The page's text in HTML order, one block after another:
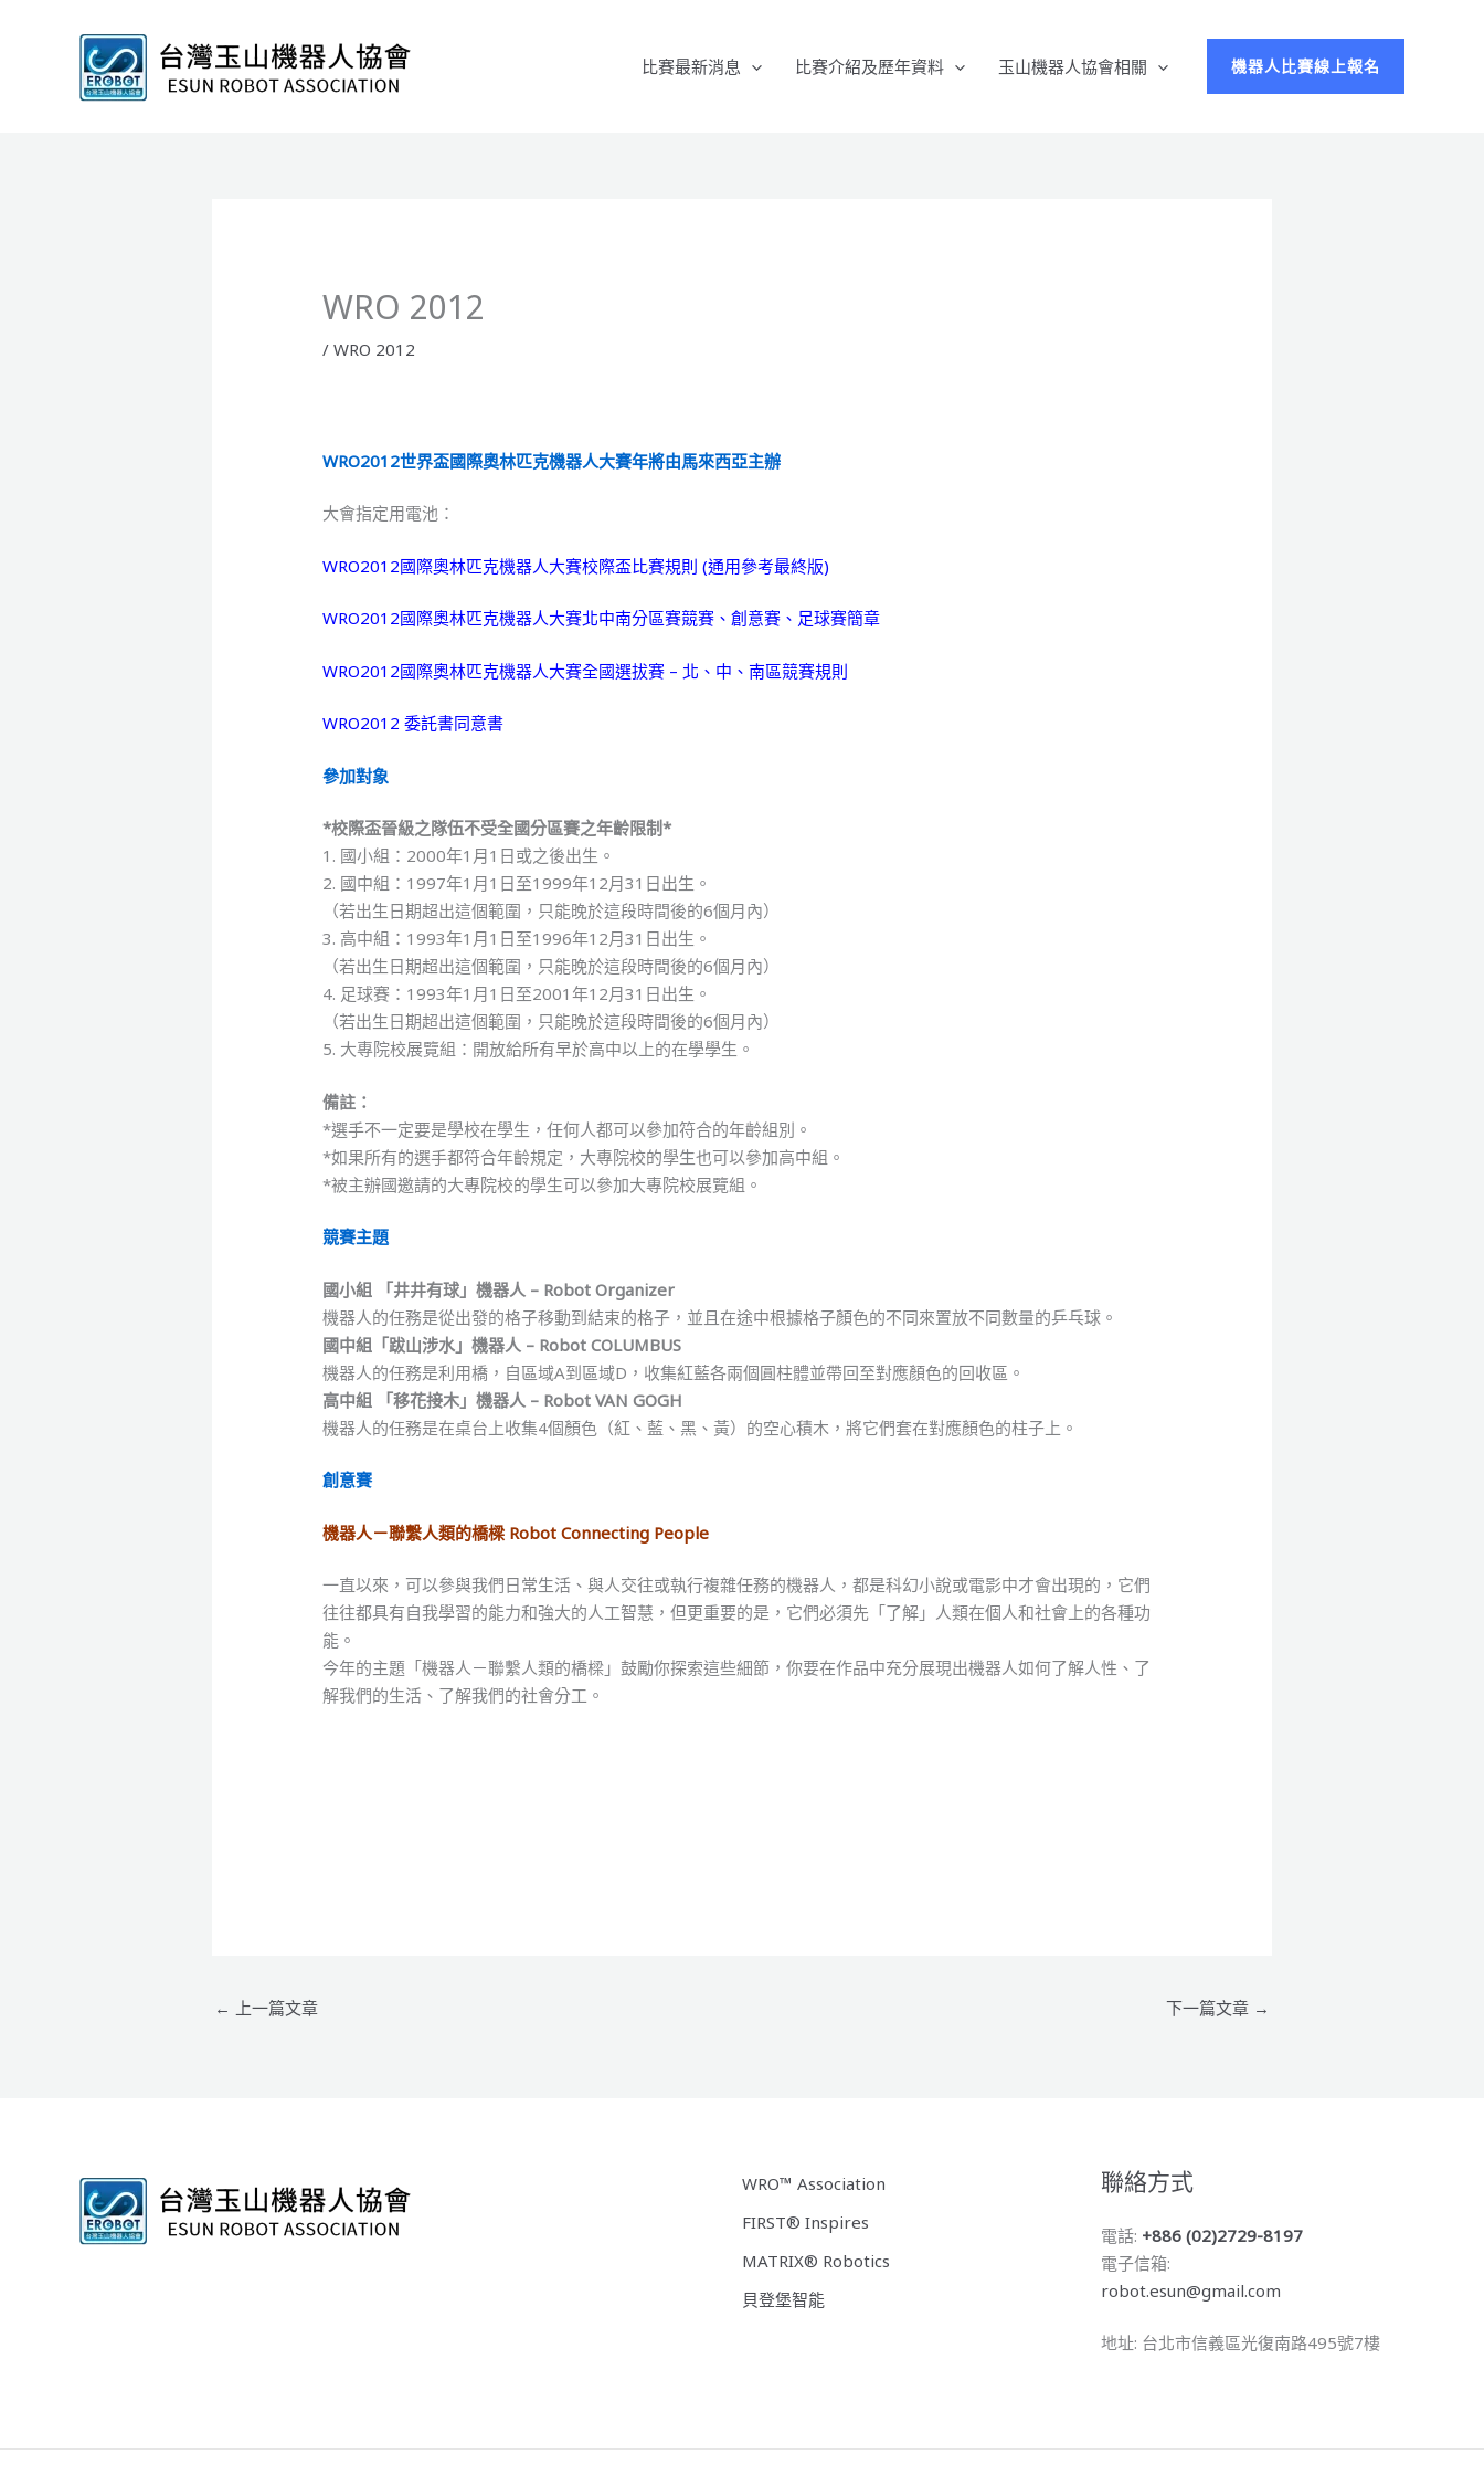
比賽最新消息 比賽介紹及歷年資料 玉山機器人協會相關 機器人比賽線上報名
WRO 2012
/WRO 2012
WRO2012世界盃國際奧林匹克機器人大賽年將由馬來西亞主辦
大會指定用電池：
WRO2012國際奧林匹克機器人大賽校際盃比賽規則 (通用參考最終版)
WRO2012國際奧林匹克機器人大賽北中南分區賽競賽、創意賽、足球賽簡章
WRO2012國際奧林匹克機器人大賽全國選拔賽 – 北、中、南區競賽規則
WRO2012 委託書同意書
參加對象
*校際盃晉級之隊伍不受全國分區賽之年齡限制*
1. 國小組：2000年1月1日或之後出生。
2. 國中組：1997年1月1日至1999年12月31日出生。
（若出生日期超出這個範圍，只能晚於這段時間後的6個月內）
3. 高中組：1993年1月1日至1996年12月31日出生。
（若出生日期超出這個範圍，只能晚於這段時間後的6個月內）
4. 足球賽：1993年1月1日至2001年12月31日出生。
（若出生日期超出這個範圍，只能晚於這段時間後的6個月內）
5. 大專院校展覽組：開放給所有早於高中以上的在學學生。
備註：
*選手不一定要是學校在學生，任何人都可以參加符合的年齡組別。
*如果所有的選手都符合年齡規定，大專院校的學生也可以參加高中組。
*被主辦國邀請的大專院校的學生可以參加大專院校展覽組。
競賽主題
國小組 「井井有球」機器人 – Robot Organizer
機器人的任務是從出發的格子移動到結束的格子，並且在途中根據格子顏色的不同來置放不同數量的乒乓球。
國中組「跋山涉水」機器人 – Robot COLUMBUS
機器人的任務是利用橋，自區域A到區域D，收集紅藍各兩個圓柱體並帶回至對應顏色的回收區。
高中組 「移花接木」機器人 – Robot VAN GOGH
機器人的任務是在桌台上收集4個顏色（紅、藍、黑、黃）的空心積木，將它們套在對應顏色的柱子上。
創意賽
機器人－聯繫人類的橋樑 Robot Connecting People
一直以來，可以參與我們日常生活、與人交往或執行複雜任務的機器人，都是科幻小說或電影中才會出現的，它們
往往都具有自我學習的能力和強大的人工智慧，但更重要的是，它們必須先「了解」人類在個人和社會上的各種功
能。
今年的主題「機器人－聯繫人類的橋樑」鼓勵你探索這些細節，你要在作品中充分展現出機器人如何了解人性、了
解我們的生活、了解我們的社會分工。
← 上一篇文章 下一篇文章 →
WRO™ Association
FIRST® Inspires
MATRIX® Robotics
貝登堡智能
聯絡方式
電話: +886 (02)2729-8197
電子信箱:
robot.esun@gmail.com
地址: 台北市信義區光復南路495號7樓